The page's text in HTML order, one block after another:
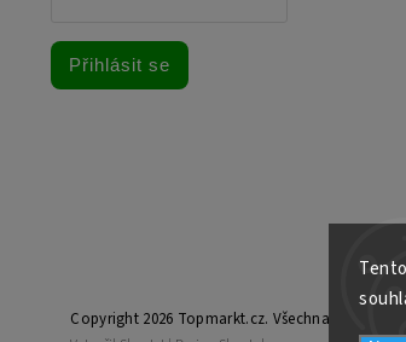
Přihlásit se
Copyright 2026 Topmarkt.cz. Všechna práva